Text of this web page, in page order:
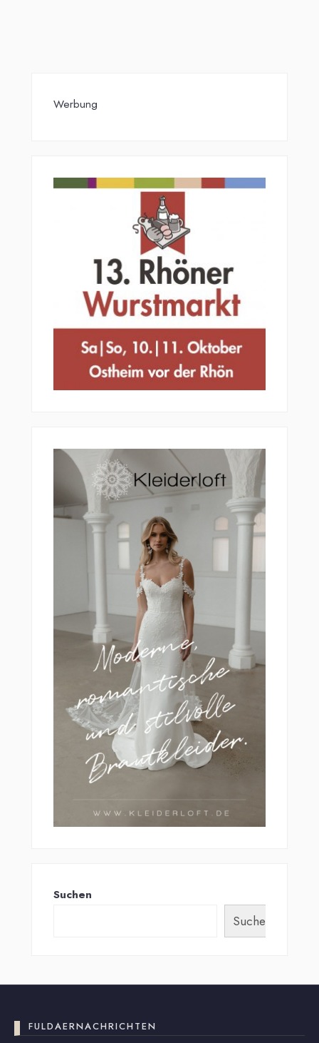
Werbung
Suchen
Suchen
FULDAERNACHRICHTEN